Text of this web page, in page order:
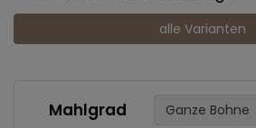
alle Varianten
Mahlgrad Ganze Bohne